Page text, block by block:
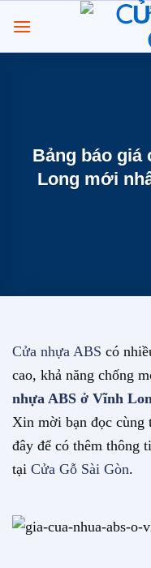
đến
nội
Bảng báo
Long mới
Cửa nhựa ABS có
cao, khả năng chống
nhựa ABS ở Vĩnh
Xin mời bạn đọc cùng
đây để có thêm thông
tại Cửa Gỗ Sài Gòn.